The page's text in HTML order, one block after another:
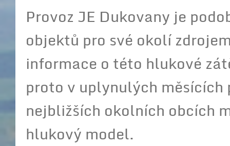
Provoz JE Dukovany je
objektů pro své okolí
informace o této hlukové
proto v uplynulých
nejbližších okolních obcích
hlukový model.